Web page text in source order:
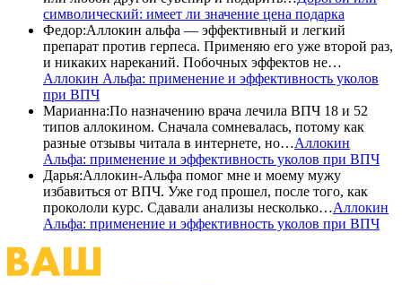
символический: имеет ли значение цена подарка
Федор:Аллокин альфа — эффективный и легкий
препарат против герпеса. Применяю его уже второй раз,
и никаких нареканий. Побочных эффектов не…
Аллокин Альфа: применение и эффективность уколов
при ВПЧ
Марианна:По назначению врача лечила ВПЧ 18 и 52
типов аллокином. Сначала сомневалась, потому как
разные отзывы читала в интернете, но…Аллокин
Альфа: применение и эффективность уколов при ВПЧ
Дарья:Аллокин-Альфа помог мне и моему мужу
избавиться от ВПЧ. Уже год прошел, после того, как
прокололи курс. Сдавали анализы несколько…Аллокин
Альфа: применение и эффективность уколов при ВПЧ